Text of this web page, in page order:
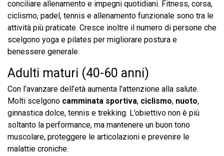
conciliare allenamento e impegni quotidiani. Fitness, corsa,
ciclismo, padel, tennis e allenamento funzionale sono tra le
attività più praticate. Cresce inoltre il numero di persone che
scelgono yoga e pilates per migliorare postura e
benessere generale.
Adulti maturi (40-60 anni)
Con l’avanzare dell’età aumenta l’attenzione alla salute.
Molti scelgono camminata sportiva, ciclismo, nuoto,
ginnastica dolce, tennis e trekking. L’obiettivo non è più
soltanto la performance, ma mantenere un buon tono
muscolare, proteggere le articolazioni e prevenire le
malattie croniche.